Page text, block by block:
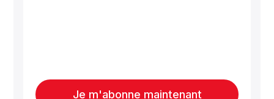
Je m'abonne maintenant